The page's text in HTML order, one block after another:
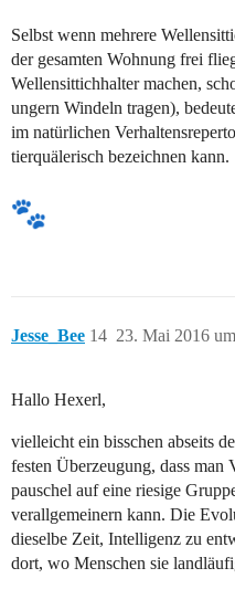
Selbst wenn mehrere
der gesamten Wohnung frei
Wellensittichhalter machen,
ungern Windeln tragen),
im natürlichen
tierquälerisch bezeichnen kann.
Jesse_Bee 23. Mai 2016
14
Hallo Hexerl,
vielleicht ein bisschen abseits
festen Überzeugung, dass
pauschel auf eine riesige
verallgemeinern kann. Die
dieselbe Zeit, Intelligenz zu
dort, wo Menschen sie